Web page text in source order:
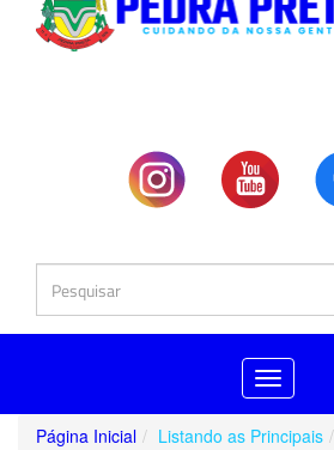
Toggle
navigation
Página Inicial
Listando as Principais